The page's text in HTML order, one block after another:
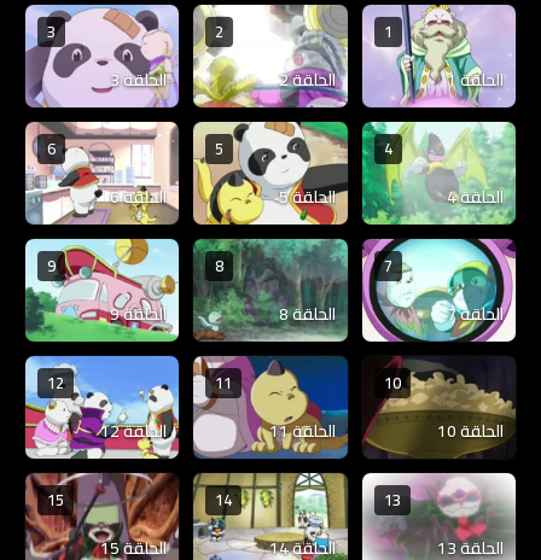
1
الحلقة 1
2
الحلقة 2
3
الحلقة 3
4
الحلقة 4
5
الحلقة 5
6
الحلقة 6
7
الحلقة 7
8
الحلقة 8
9
الحلقة 9
10
الحلقة 10
11
الحلقة 11
12
الحلقة 12
13
الحلقة 13
14
الحلقة 14
15
الحلقة 15